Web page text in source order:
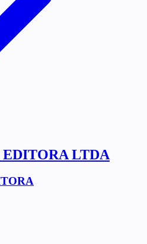
LTDA